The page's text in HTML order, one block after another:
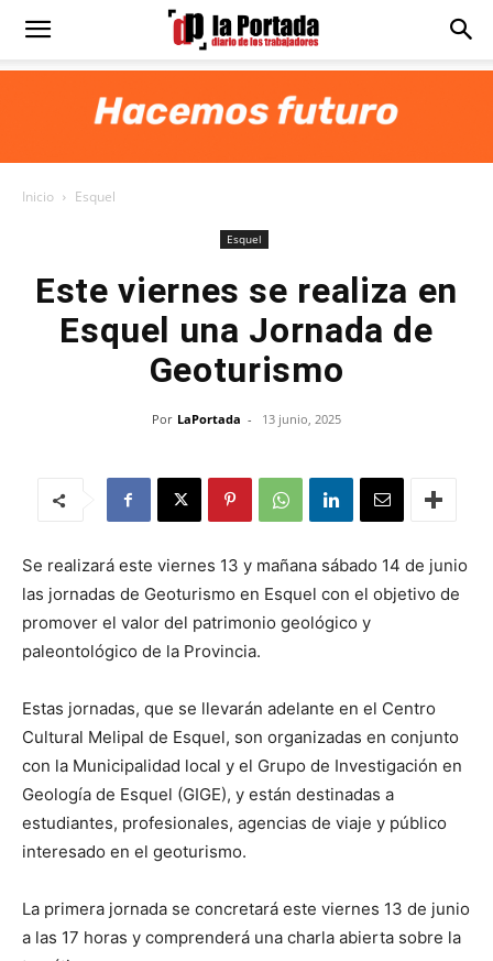
Diario
Inicio Esquel
Esquel
Este viernes se realiza en
Esquel una Jornada de
Geoturismo
Por LaPortada - 13 junio, 2025
Se realizará este viernes 13 y mañana sábado 14 de junio
las jornadas de Geoturismo en Esquel con el objetivo de
promover el valor del patrimonio geológico y
paleontológico de la Provincia.
Estas jornadas, que se llevarán adelante en el Centro
Cultural Melipal de Esquel, son organizadas en conjunto
con la Municipalidad local y el Grupo de Investigación en
Geología de Esquel (GIGE), y están destinadas a
estudiantes, profesionales, agencias de viaje y público
interesado en el geoturismo.
La primera jornada se concretará este viernes 13 de junio
a las 17 horas y comprenderá una charla abierta sobre la